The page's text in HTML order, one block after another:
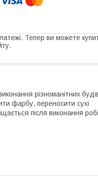
Тепер ви можете
різноманітних
фарбу, переносити сухі
після виконання